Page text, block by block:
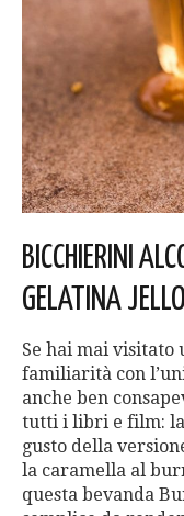
BICCHIERINI
GELATINA JELLO
Se hai mai visitato
familiarità con
anche ben
tutti i libri e film:
gusto della
la caramella al
questa bevanda